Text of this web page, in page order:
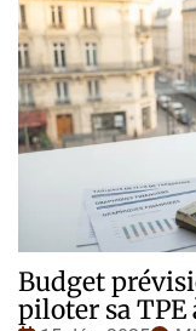
Budget
piloter sa TPE